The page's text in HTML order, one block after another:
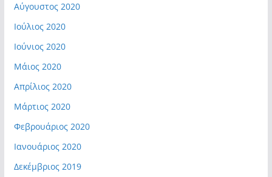
Αύγουστος 2020
Ιούλιος 2020
Ιούνιος 2020
Μάιος 2020
Απρίλιος 2020
Μάρτιος 2020
Φεβρουάριος 2020
Ιανουάριος 2020
Δεκέμβριος 2019